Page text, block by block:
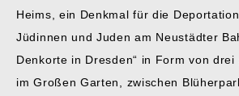
Heims, ein Denkmal für die
Jüdinnen und Juden am Neustädter
Denkorte in Dresden“ in Form von drei
im Großen Garten, zwischen